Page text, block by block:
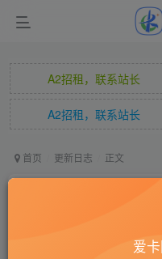
A2招租，联系站长
A2招租，联系站长
首页 更新日志 正文
爱